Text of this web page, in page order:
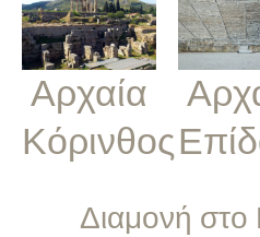
Αρχαία
Κόρινθος
Διαμονή στο